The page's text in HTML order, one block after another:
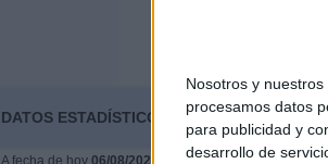
Nosotros y nuestros
procesamos datos
para publicidad y
desarrollo de
DATOS ESTADÍSTICOS DEL EQUIPO USM
A fecha de hoy 06/08/2026 y desde que esta web